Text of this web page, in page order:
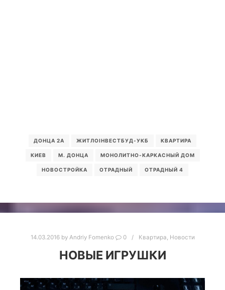
ДОНЦА 2А ЖИТЛОІНВЕСТБУД-УКБ КВАРТИРА
КИЕВ М. ДОНЦА МОНОЛИТНО-КАРКАСНЫЙ ДОМ
НОВОСТРОЙКА ОТРАДНЫЙ ОТРАДНЫЙ 4
14.03.2016by Andriy Fomenko 0 Квартира Новости
НОВЫЕ ИГРУШКИ